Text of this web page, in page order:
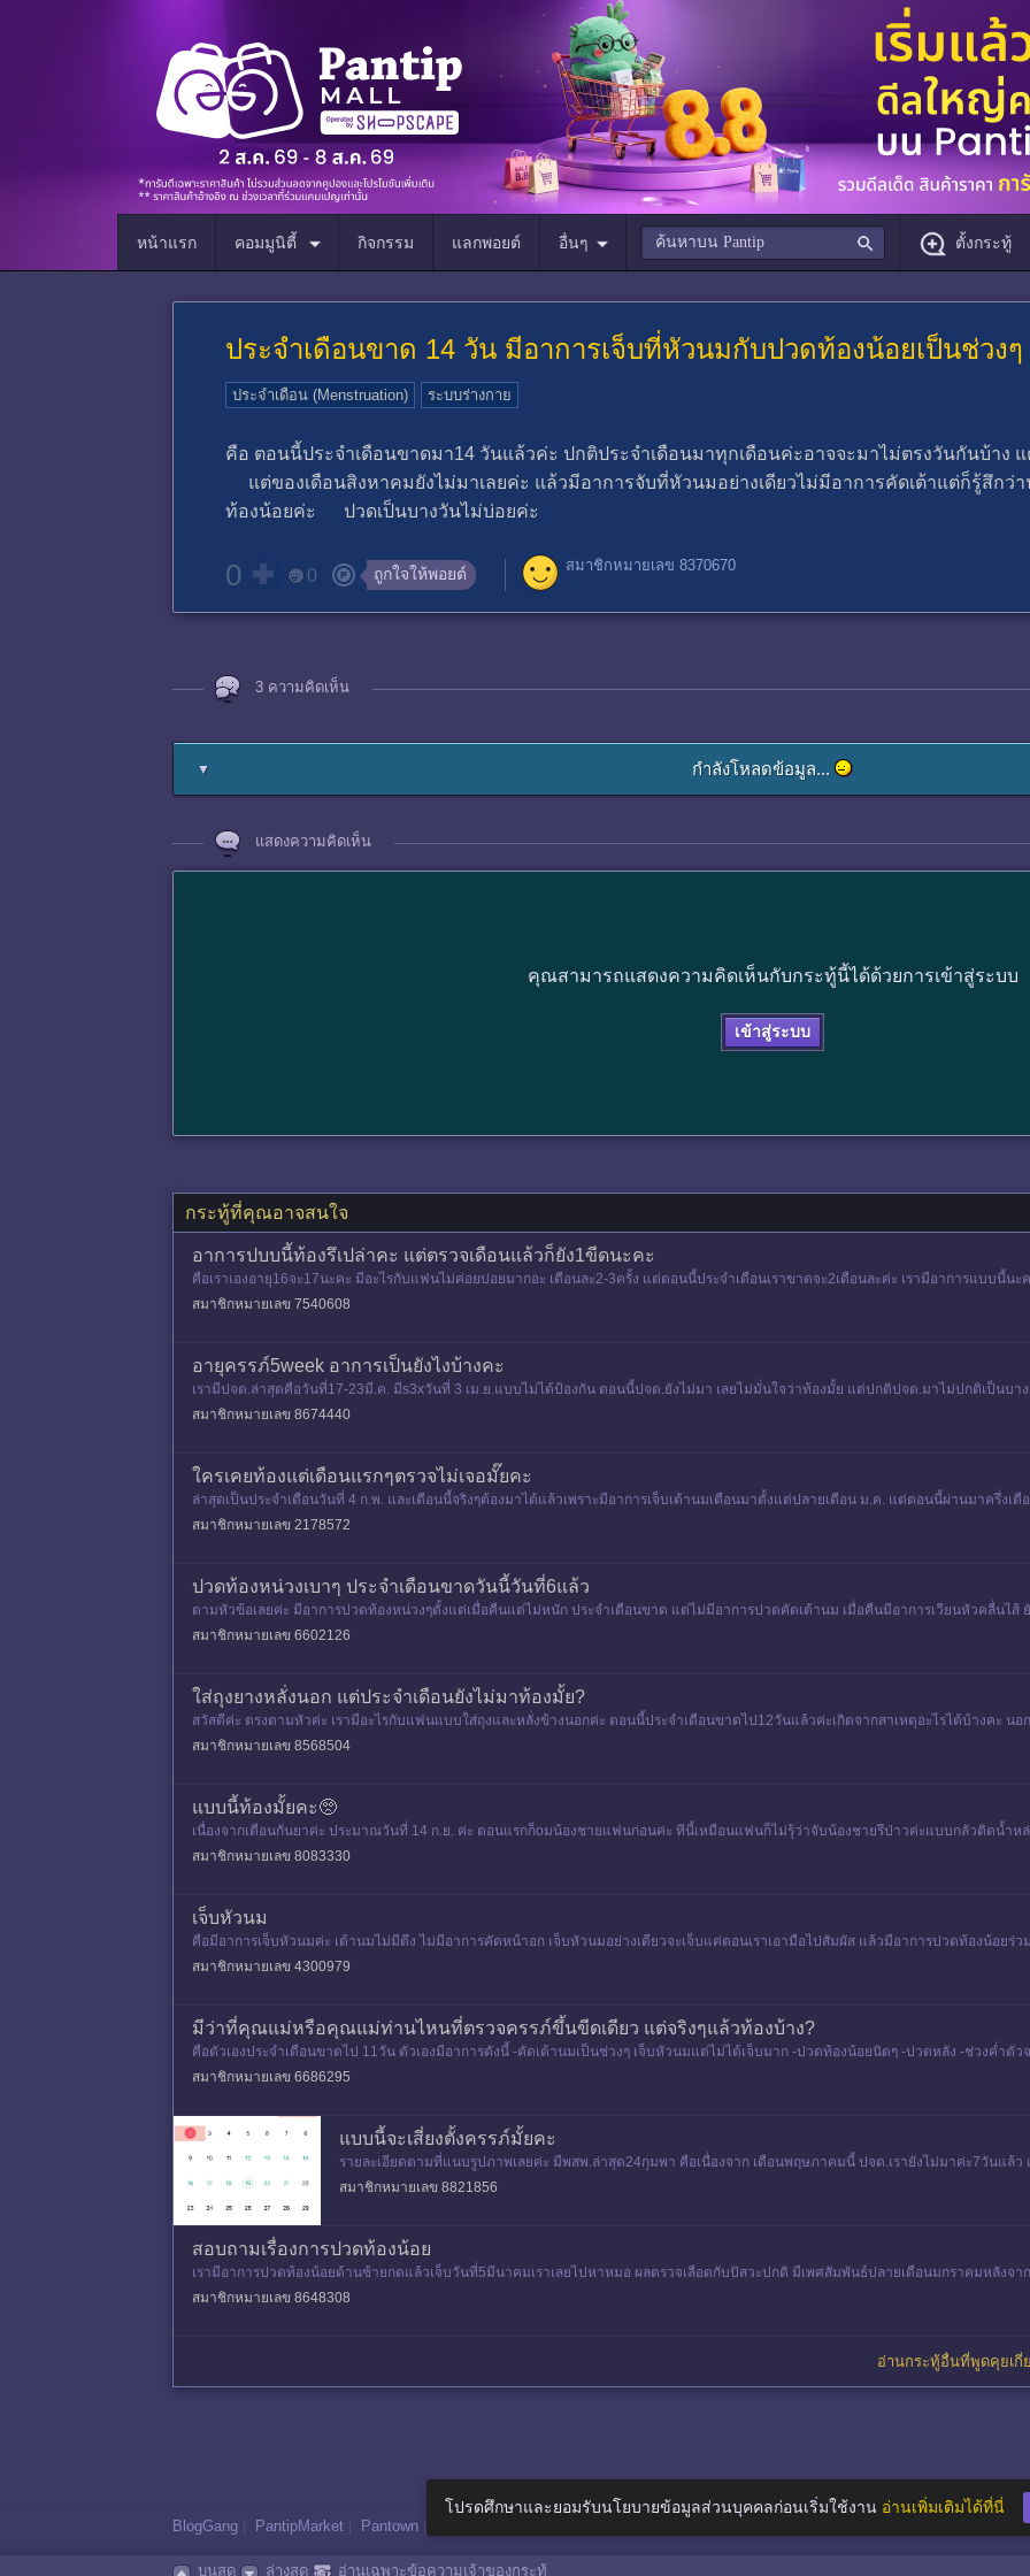
หน้าแรก คอมมูนิตี้ กิจกรรม แลกพอยต์ อื่นๆ ตั้งกระทู้
ประจำเดือนขาด 14 วัน มีอาการเจ็บที่หัวนมกับปวดท้องน้อยเป็นช่วง
ประจำเดือน (Menstruation) ระบบร่างกาย
คือ ตอนนี้ประจำเดือนขาดมา14 วันแล้วค่ะ ปกติประจำเดือนมาทุกเดือนค่ะอาจจะมาไม่ตรงวันกันบ้าง
แต่ของเดือนสิงหาคมยังไม่มาเลยค่ะ แล้วมีอาการจับที่หัวนมอย่างเดียวไม่มีอาการคัดเต้าแต่ก็รู้สึก
ท้องน้อยค่ะ ปวดเป็นบางวันไม่บ่อยค่ะ
0 0 ถูกใจให้พอยต์ สมาชิกหมายเลข 8370670
3 ความคิดเห็น
▼ กำลังโหลดข้อมูล...
แสดงความคิดเห็น
คุณสามารถแสดงความคิดเห็นกับกระทู้นี้ได้ด้วยการเข้าสู่ระบบ
เข้าสู่ระบบ
กระทู้ที่คุณอาจสนใจ
อาการปบบนี้ท้องรึเปล่าคะ แต่ตรวจเดือนแล้วก็ยัง1ขีดนะคะ
คือเราเองอายุ16จะ17นะคะ มีอะไรกับแฟนไม่ค่อยบ่อยมากอะ เดือนละ2-3ครั้ง แต่ตอนนี้ประจำเดือนเราขาดจะ2เดือนละค่ะ เรามีอาการแบบนี้น
วามรุ้สึกอยากหาของ
สมาชิกหมายเลข 7540608
อายุครรภ์5week อาการเป็นยังไงบ้างคะ
เรามีปจด.ล่าสุดคือวันที่17-23มี.ค. มีs3xวันที่ 3 เม.ย.แบบไม่ได้ป้องกัน ตอนนี้ปจด.ยังไม่มา เลยไม่มั่นใจว่าท้องมั้ย แต่ปกติปจด.มาไม่ปกติเป็นบา
ด์ที่ร
สมาชิกหมายเลข 8674440
ใครเคยท้องแต่เดือนแรกๆตรวจไม่เจอมั๊ยคะ
ล่าสุดเป็นประจำเดือนวันที่ 4 ก.พ. และเดือนนี้จริงๆต้องมาได้แล้วเพราะมีอาการเจ็บเต้านมเตือนมาตั้งแต่ปลายเดือน ม.ค. แต่ตอนนี้ผ่านมาครึ่งเ
ต้านม เต้า
สมาชิกหมายเลข 2178572
ปวดท้องหน่วงเบาๆ ประจำเดือนขาดวันนี้วันที่6แล้ว
ตามหัวข้อเลยค่ะ มีอาการปวดท้องหน่วงๆตั้งแต่เมื่อคืนแต่ไม่หนัก ประจำเดือนขาด แต่ไม่มีอาการปวดคัดเต้านม เมื่อคืนมีอาการเวียนหัวคลื่นไส้
สมาชิกหมายเลข 6602126
ใส่ถุงยางหลั่งนอก แต่ประจำเดือนยังไม่มาท้องมั้ย?
สวัสดีค่ะ ตรงตามหัวค่ะ เรามีอะไรกับแฟนแบบใส่ถุงและหลั่งข้างนอกค่ะ ตอนนี้ประจำเดือนขาดไป12วันแล้วค่ะเกิดจากสาเหตุอะไรได้บ้างคะ น
ปวดจี๊ดๆที่ข้างซ้ายไม
สมาชิกหมายเลข 8568504
แบบนี้ท้องมั้ยคะ🥺
เนื่องจากเดือนกันยาค่ะ ประมาณวันที่ 14 ก.ย. ค่ะ ตอนแรกก็oมน้องชายแฟนก่อนค่ะ ทีนี้เหมือนแฟนก็ไม่รุ้ว่าจับน้องชายรึป่าวค่ะแบบกลัวติดน้ำ
เราค่ะแต่
สมาชิกหมายเลข 8083330
เจ็บหัวนม
คือมีอาการเจ็บหัวนมค่ะ เต้านมไม่มีตึง ไม่มีอาการคัดหน้าอก เจ็บหัวนมอย่างเดียวจะเจ็บแค่ตอนเราเอามือไปสัมผัส แล้วมีอาการปวดท้องน้อยร่
ไป10วันแล้ว อย
สมาชิกหมายเลข 4300979
มีว่าที่คุณแม่หรือคุณแม่ท่านไหนที่ตรวจครรภ์ขึ้นขีดเดียว แต่จริงๆแล้วท้องบ้าง?
คือตัวเองประจำเดือนขาดไป 11วัน ตัวเองมีอาการดังนี้ -คัดเต้านมเป็นช่วงๆ เจ็บหัวนมแต่ไม่ได้เจ็บมาก -ปวดท้องน้อยนิดๆ -ปวดหลัง -ช่วงค่ำตั
จครรภ์ดูแต่ก็ขึ
สมาชิกหมายเลข 6686295
แบบนี้จะเสี่ยงตั้งครรภ์มั้ยคะ
รายละเอียดตามที่แนบรูปภาพเลยค่ะ มีพสพ.ล่าสุด24กุมพา คือเนื่องจาก เดือนพฤษภาคมนี้ ปจด.เรายังไม่มาค่ะ7วันแล้
โดยปกติถ้ามีอาการนี้จะเป็นอาการก่อนประจำเดือ
สมาชิกหมายเลข 8821856
สอบถามเรื่องการปวดท้องน้อย
เรามีอาการปวดท้องน้อยด้านซ้ายกดแล้วเจ็บวันที่5มีนาคมเราเลยไปหาหมอ ผลตรวจเลือดกับปัสวะปกติ มีเพศสัมพันธ์ปลายเดือนมกราคมหลัง
หลังจากที่ประจำเดือนมาค่
สมาชิกหมายเลข 8648308
อ่านกระทู้อื่นที่พูดคุยเ
บนสุด ล่างสุด อ่านเฉพาะข้อความเจ้าของกระทู้
BlogGang PantipMarket Pantown
โปรดศึกษาและยอมรับนโยบายข้อมูลส่วนบุคคลก่อนเริ่มใช้งาน อ่านเพิ่มเติมได้ที่นี่